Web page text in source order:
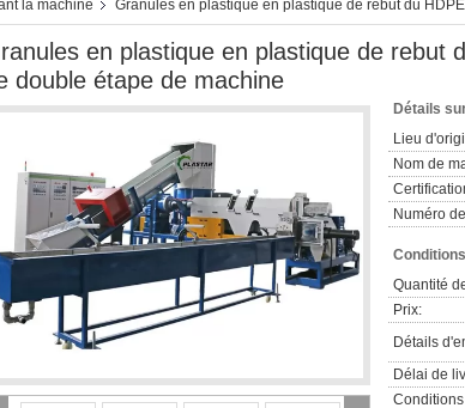
la machine Granules en plastique en plastique de rebut du
en plastique en plastique de rebut
double étape de machine
Détails
Lieu
Nom de
Numéro
Quantité
Prix:
Détails
Délai de